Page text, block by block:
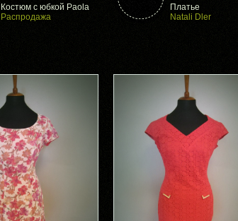
Костюм с юбкой Paola
Распродажа
Платье
Natali Dler